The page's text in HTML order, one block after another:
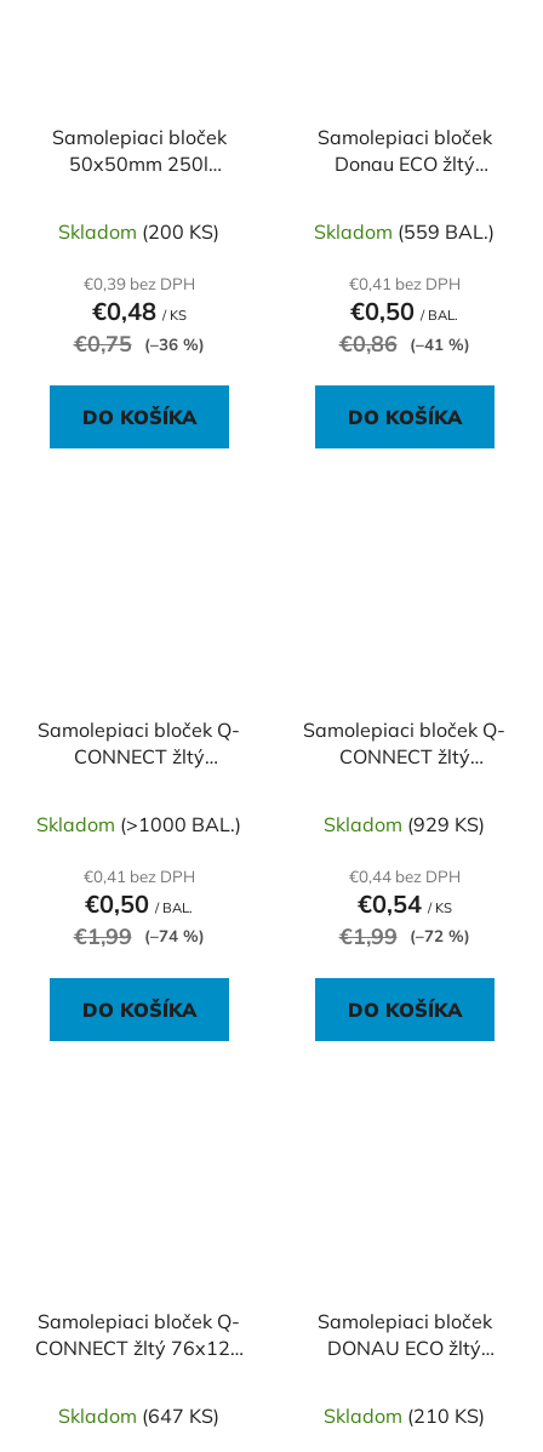
Samolepiaci bloček
50x50mm 250l
Skladom (200 KS)
€0,39 bez DPH
€0,48 / KS
€0,75 (–36 %)
DO KOŠÍKA
Samolepiaci bloček
Donau ECO žltý
Skladom (559 BAL.)
€0,41 bez DPH
€0,50 / BAL.
€0,86 (–41 %)
DO KOŠÍKA
Samolepiaci bloček Q-
CONNECT žltý
Skladom (>1000 BAL.)
€0,41 bez DPH
€0,50 / BAL.
€1,99 (–74 %)
DO KOŠÍKA
Samolepiaci bloček Q-
CONNECT žltý
Skladom (929 KS)
€0,44 bez DPH
€0,54 / KS
€1,99 (–72 %)
DO KOŠÍKA
Samolepiaci bloček Q-
CONNECT žltý 76x127
Skladom (647 KS)
Samolepiaci bloček
DONAU ECO žltý
Skladom (210 KS)